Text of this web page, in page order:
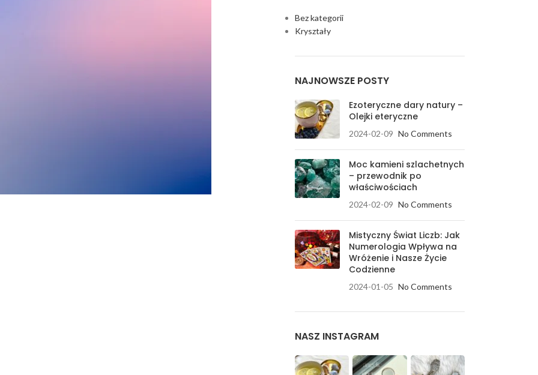
Bez kategorii
Kryształy
NAJNOWSZE POSTY
Ezoteryczne dary natury –
Olejki eteryczne
2024-02-09 No Comments
Moc kamieni szlachetnych
– przewodnik po
właściwościach
2024-02-09 No Comments
Mistyczny Świat Liczb: Jak
Numerologia Wpływa na
Wróżenie i Nasze Życie
Codzienne
2024-01-05 No Comments
NASZ INSTAGRAM